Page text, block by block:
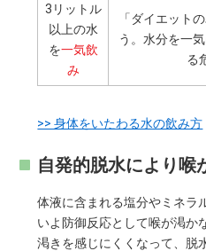
3リットル
以上の水
を一気飲
み
「ダイエット
う。水分を一
る
>> 身体をいたわる水の飲み方
自発的脱水により喉
体液に含まれる塩分やミネラ
いよ防御反応として喉が渇か
渇きを感じにくくなって、脱